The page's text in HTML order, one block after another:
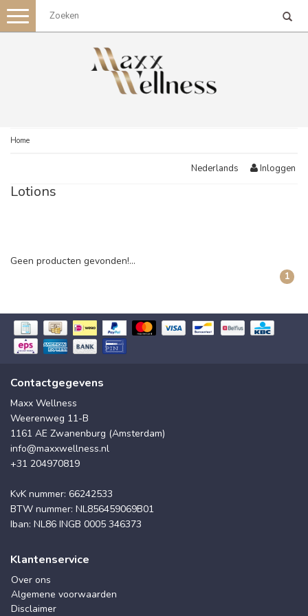
Toggle
navigation
Home
Nederlands Inloggen
Lotions
Geen producten gevonden!...
1
Contactgegevens
Maxx Wellness
Weerenweg 11-B
1161 AE Zwanenburg (Amsterdam)
info@maxxwellness.nl
+31 204970819
KvK nummer: 66242533
BTW nummer: NL856459069B01
Iban: NL86 INGB 0005 346373
Klantenservice
Over ons
Algemene voorwaarden
Disclaimer